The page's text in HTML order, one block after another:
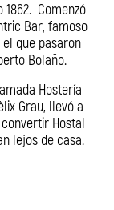
Comenzó
Bar, famoso
que pasaron
Bolaño.
Hostería
Grau, llevó a
Hostal
lejos de casa.